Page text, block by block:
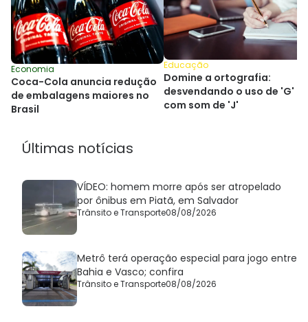
Economia
Coca-Cola anuncia redução
de embalagens maiores no
Brasil
Educação
Domine a ortografia:
desvendando o uso de 'G'
com som de 'J'
Últimas notícias
VÍDEO: homem morre após ser atropelado
por ônibus em Piatã, em Salvador
Trânsito e Transporte08/08/2026
Metrô terá operação especial para jogo entre
Bahia e Vasco; confira
Trânsito e Transporte08/08/2026